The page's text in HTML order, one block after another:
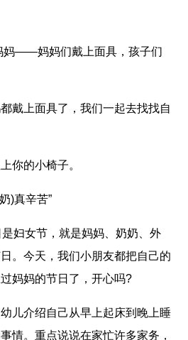
――妈妈们戴上面具，孩子们
上面具了，我们一起去找找自
的小椅子。
)真辛苦”
女节，就是妈妈、奶奶、外
。今天，我们小朋友都把自己的
妈妈的节日了，开心吗?
介绍自己从早上起床到晚上睡
情。重点说说在家忙许多家务，